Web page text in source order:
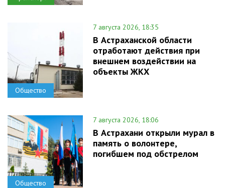
Общество
7 августа 2026, 18:35
В Астраханской области
отработают действия при
внешнем воздействии на
объекты ЖКХ
Общество
7 августа 2026, 18:06
В Астрахани открыли мурал в
память о волонтере,
погибшем под обстрелом